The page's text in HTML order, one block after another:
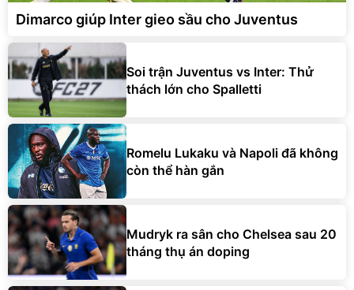
Dimarco giúp Inter gieo sầu cho Juventus
Soi trận Juventus vs Inter: Thử
thách lớn cho Spalletti
Romelu Lukaku và Napoli đã không
còn thể hàn gắn
Mudryk ra sân cho Chelsea sau 20
tháng thụ án doping